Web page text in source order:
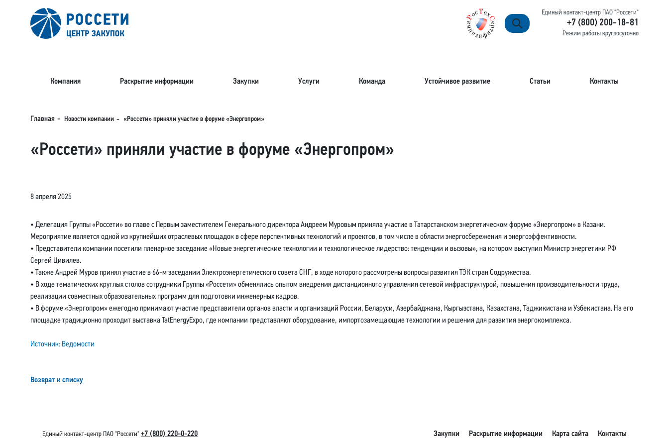
Единый контакт-центр ПАО "Россети"
+7 (800) 200-18-81
Режим работы круглосуточно
Компания Раскрытие информации Закупки Услуги Команда Устойчивое развитие Статьи Контакты
Главная Новости компании «Россети» приняли участие в форуме «Энергопром»
«Россети» приняли участие в форуме «Энергопром»
8 апреля 2025
• Делегация Группы «Россети» во главе с Первым заместителем Генерального директора Андреем Муровым приняла участие в Татарстанском энергетическом форуме «Энергопром» в Казани.
Мероприятие является одной из крупнейших отраслевых площадок в сфере перспективных технологий и проектов, в том числе в области энергосбережения и энергоэффективности.
• Представители компании посетили пленарное заседание «Новые энергетические технологии и технологическое лидерство: тенденции и вызовы», на котором выступил Министр энергетики РФ
Сергей Цивилев.
• Также Андрей Муров принял участие в 66-м заседании Электроэнергетического совета СНГ, в ходе которого рассмотрены вопросы развития ТЭК стран Содружества.
• В ходе тематических круглых столов сотрудники Группы «Россети» обменялись опытом внедрения дистанционного управления сетевой инфраструктурой, повышения производительности труда,
реализации совместных образовательных программ для подготовки инженерных кадров.
• В форуме «Энергопром» ежегодно принимают участие представители органов власти и организаций России, Беларуси, Азербайджана, Кыргызстана, Казахстана, Таджикистана и Узбекистана. На его
площадке традиционно проходит выставка TatEnergyExpo, где компании представляют оборудование, импортозамещающие технологии и решения для развития энергокомплекса.
Источник: Ведомости
Возврат к списку
Единый контакт-центр ПАО "Россети" +7 (800) 220-0-220 Закупки Раскрытие информации Карта сайта Контакты